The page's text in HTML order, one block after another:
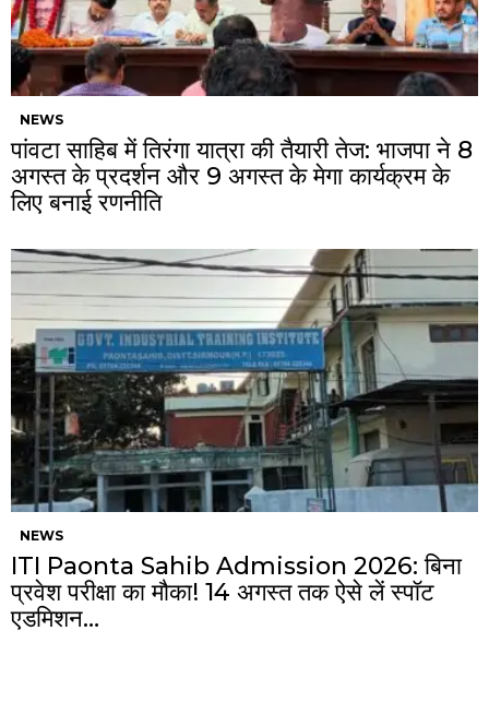
NEWS
पांवटा साहिब में तिरंगा यात्रा की तैयारी तेज: भाजपा ने 8
अगस्त के प्रदर्शन और 9 अगस्त के मेगा कार्यक्रम के
लिए बनाई रणनीति
NEWS
ITI Paonta Sahib Admission 2026: बिना
प्रवेश परीक्षा का मौका! 14 अगस्त तक ऐसे लें स्पॉट
एडमिशन…